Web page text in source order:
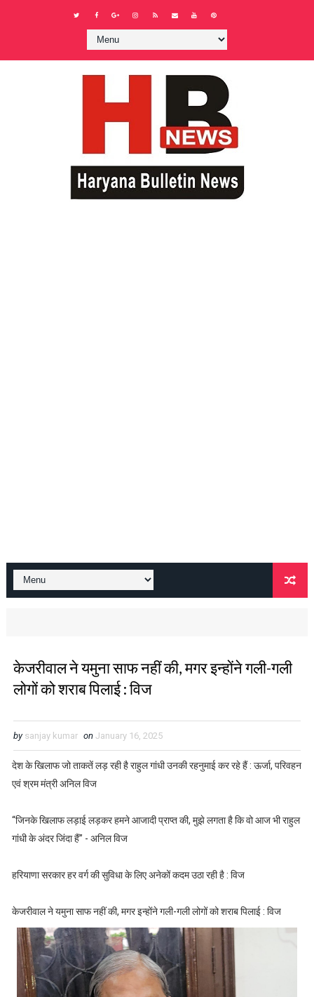
केजरीवाल ने यमुना साफ नहीं की, मगर इन्होंने गली-गली
लोगों को शराब पिलाई : विज
by sanjay kumar on January 16, 2025
देश के खिलाफ जो ताकतें लड़ रही है राहुल गांधी उनकी रहनुमाई कर रहे हैं : ऊर्जा, परिवहन
एवं श्रम मंत्री अनिल विज
“जिनके खिलाफ लड़ाई लड़कर हमने आजादी प्राप्त की, मुझे लगता है कि वो आज भी राहुल
गांधी के अंदर जिंदा हैं” - अनिल विज
हरियाणा सरकार हर वर्ग की सुविधा के लिए अनेकों कदम उठा रही है : विज
केजरीवाल ने यमुना साफ नहीं की, मगर इन्होंने गली-गली लोगों को शराब पिलाई : विज